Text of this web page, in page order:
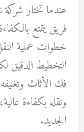
عندما تختار
فريق يتمتع
خطوات عملية
التخطيط
فك الأثاث
ونقله بكفاءة
الجديد.